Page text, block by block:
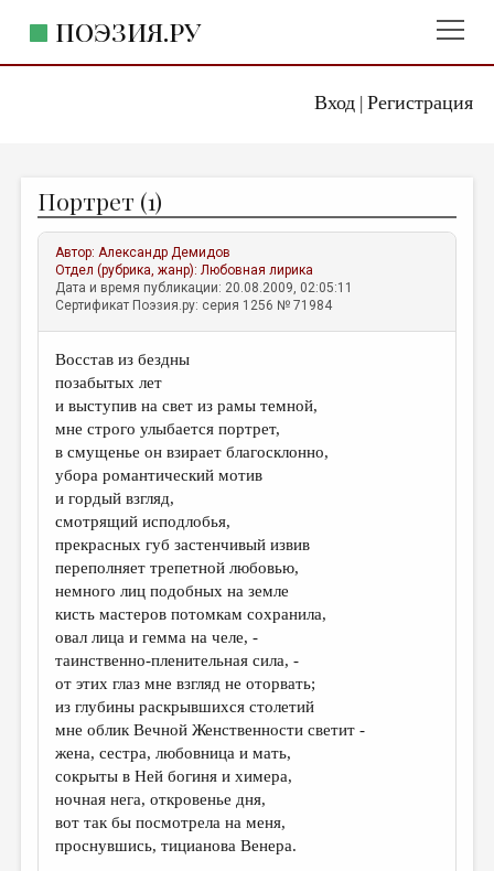
Вход| Регистрация
ПОЭЗИЯ.РУ
ЖАНРЫ
АВТОРЫ
КОММЕНТАРИИ
ЛИТСАЛОН
НОВОСТИ
ПРАВИЛА САЙТА
ОТДЕЛЫ И РУБРИКИ
ИЗБРАННОЕ
ДАЙДЖЕСТ
ПРОИЗВЕДЕНИЯ
ПЕРЕВОДЫ
КОНКУРСЫ
ДЕТСКАЯ КОМНАТА
КНИЖНАЯ ПОЛКА
ОБЗОР ЛИТЕРАТУРЫ
СТРАНИЦЫ ПАМЯТИ
ОБЪЯВЛЕНИЯ
Портрет (1)
Автор:Александр Демидов
Отдел (рубрика, жанр):Любовная лирика
Дата и время публикации: 20.08.2009, 02:05:11
Сертификат Поэзия.ру: серия 1256 № 71984
Восстав из бездны
позабытых лет
и выступив на свет из рамы темной,
мне строго улыбается портрет,
в смущенье он взирает благосклонно,
убора романтический мотив
и гордый взгляд,
смотрящий исподлобья,
прекрасных губ застенчивый извив
переполняет трепетной любовью,
немного лиц подобных на земле
кисть мастеров потомкам сохранила,
овал лица и гемма на челе, -
таинственно-пленительная сила, -
от этих глаз мне взгляд не оторвать;
из глубины раскрывшихся столетий
мне облик Вечной Женственности светит -
жена, сестра, любовница и мать,
сокрыты в Ней богиня и химера,
ночная нега, откровенье дня,
вот так бы посмотрела на меня,
проснувшись, тицианова Венера.